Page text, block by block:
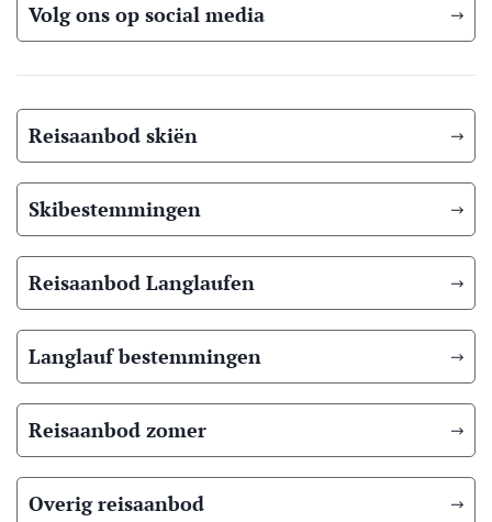
Volg ons op social media
Reisaanbod skiën
Skibestemmingen
Reisaanbod Langlaufen
Langlauf bestemmingen
Reisaanbod zomer
Overig reisaanbod